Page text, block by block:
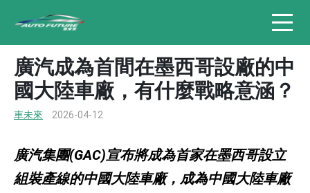
廣汽成為首間在墨西哥設廠的中
國大陸車廠，有什麼戰略意涵？
車未來 2026-04-12
廣汽集團(GAC)宣布將成為首家在墨西哥設立
組裝產線的中國大陸車廠，成為中國大陸車廠